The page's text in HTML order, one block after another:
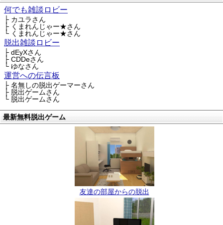
何でも雑談ロビー
├ カユラさん
├ くまれんじゃー★さん
└ くまれんじゃー★さん
脱出雑談ロビー
├ dEyXさん
├ CDDeさん
└ ゆなさん
運営への伝言板
├ 名無しの脱出ゲーマーさん
├ 脱出ゲームさん
└ 脱出ゲームさん
最新無料脱出ゲーム
友達の部屋からの脱出